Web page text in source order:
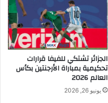
الجزائر تشتكي للفيفا قرارات
تحكيمية بمباراة الأرجنتين بكأس
العالم 2026
يونيو 26, 2026